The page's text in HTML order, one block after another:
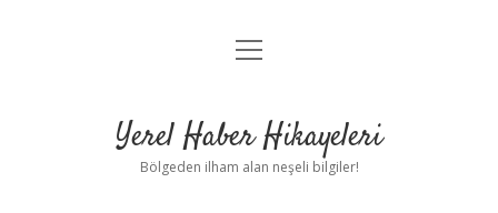
Anasayfa
Yasal Uyarı
menüyü
Yerel Haber Hikayeleri
Bölgeden ilham alan neşeli bilgiler!